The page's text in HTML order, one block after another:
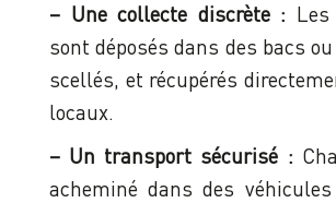
– Une collecte discrète :
sont déposés dans des bacs
scellés, et récupérés
locaux.
– Un transport sécurisé :
acheminé dans des